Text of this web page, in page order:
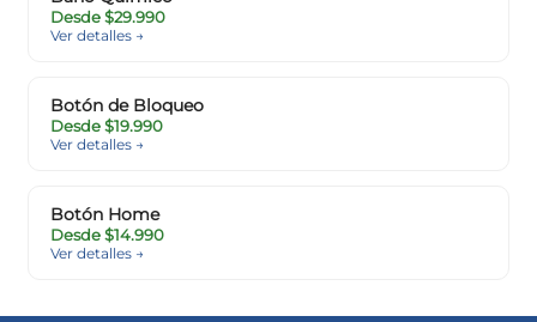
Desde $29.990
Ver detalles →
Botón de Bloqueo
Desde $19.990
Ver detalles →
Botón Home
Desde $14.990
Ver detalles →